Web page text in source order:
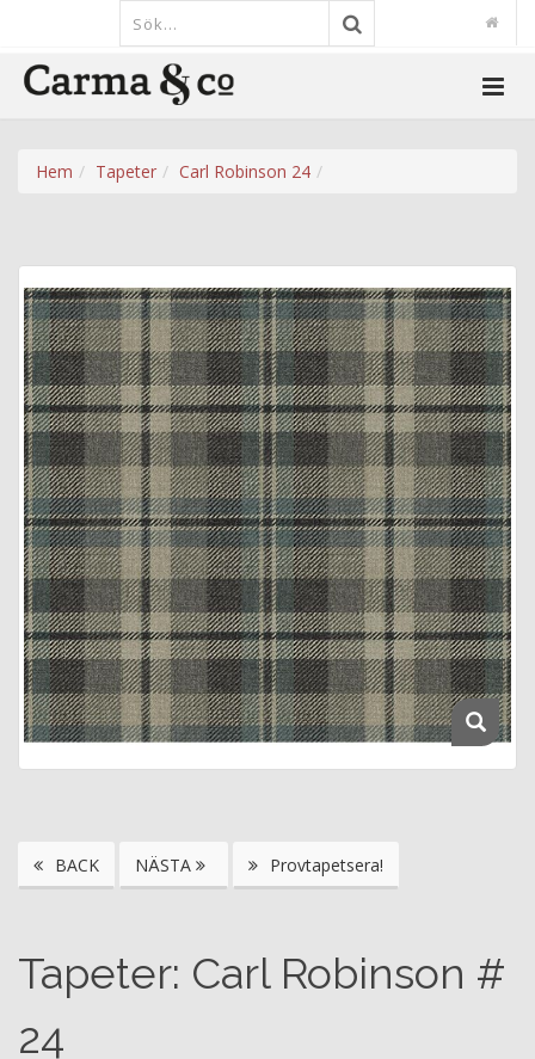
Hem Tapeter Carl Robinson 24
BACK NÄSTA Provtapetsera!
Tapeter: Carl Robinson #
24